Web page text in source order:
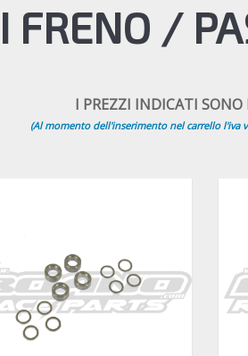
FRENO /
I PREZZI INDICATI SONO
(Al momento dell'inserimento nel carrello l'iva